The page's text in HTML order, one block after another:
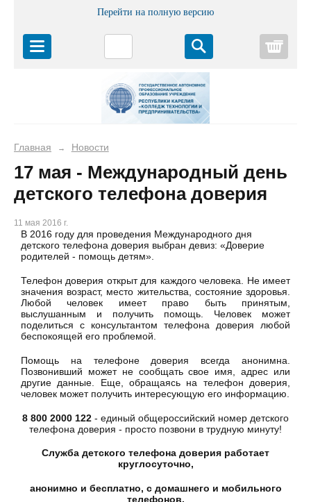
Перейти на полную версию
Главная → Новости
17 мая - Международный день
детского телефона доверия
11 мая 2016 г.
В 2016 году для проведения Международного дня
детского телефона доверия выбран девиз: «Доверие
родителей - помощь детям».
Телефон доверия открыт для каждого человека. Не имеет
значения возраст, место жительства, состояние здоровья.
Любой человек имеет право быть принятым,
выслушанным и получить помощь. Человек может
поделиться с консультантом телефона доверия любой
беспокоящей его проблемой.
Помощь на телефоне доверия всегда анонимна.
Позвонивший может не сообщать свое имя, адрес или
другие данные. Еще, обращаясь на телефон доверия,
человек может получить интересующую его информацию.
8 800 2000 122 - единый общероссийский номер детского
телефона доверия - просто позвони в трудную минуту!
Служба детского телефона доверия работает
круглосуточно,
анонимно и бесплатно, с домашнего и мобильного
телефонов.